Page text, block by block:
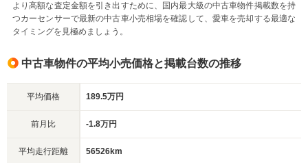
より高額な査定金額を引き出すために、国内最大級の中古車物件掲載数を持
つカーセンサーで最新の中古車小売相場を確認して、愛車を売却する最適な
タイミングを見極めましょう。
中古車物件の平均小売価格と掲載台数の推移
平均価格 189.5万円
前月比 -1.8万円
平均走行距離 56526km